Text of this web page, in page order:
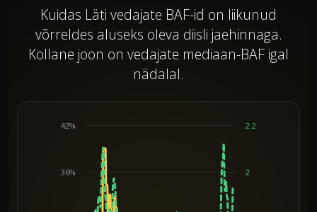
Kuidas Läti vedajate BAF-id on liikunud
võrreldes aluseks oleva diisli jaehinnaga.
Kollane joon on vedajate mediaan-BAF igal
nädalal.
36%
42%
2
2.2